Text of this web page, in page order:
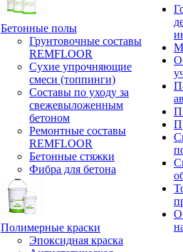
Бетонные полы
Грунтовочные составы
REMFLOOR
Сухие упрочняющие
смеси (топпинги)
Составы по уходу за
свежевыложенным
бетоном
Ремонтные составы
REMFLOOR
Бетонные стяжки
Фибра для бетона
Полимерные краски
Эпоксидная краска